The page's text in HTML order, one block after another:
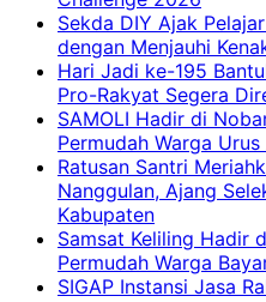
Sekda DIY Ajak
dengan Menjauhi
Hari Jadi ke-195
Pro-Rakyat Segera
SAMOLI Hadir di
Permudah Warga
Ratusan Santri
Nanggulan, Ajang
Kabupaten
Samsat Keliling Hadir
Permudah Warga
SIGAP Instansi Jasa